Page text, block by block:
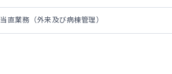
当直業務（外来及び病棟管理）